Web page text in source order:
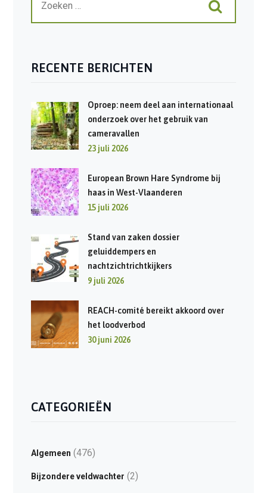
RECENTE BERICHTEN
Oproep: neem deel aan internationaal
onderzoek over het gebruik van
cameravallen
23 juli 2026
European Brown Hare Syndrome bij
haas in West-Vlaanderen
15 juli 2026
Stand van zaken dossier
geluiddempers en
nachtzichtrichtkijkers
9 juli 2026
REACH-comité bereikt akkoord over
het loodverbod
30 juni 2026
CATEGORIEËN
Algemeen (476)
Bijzondere veldwachter (2)